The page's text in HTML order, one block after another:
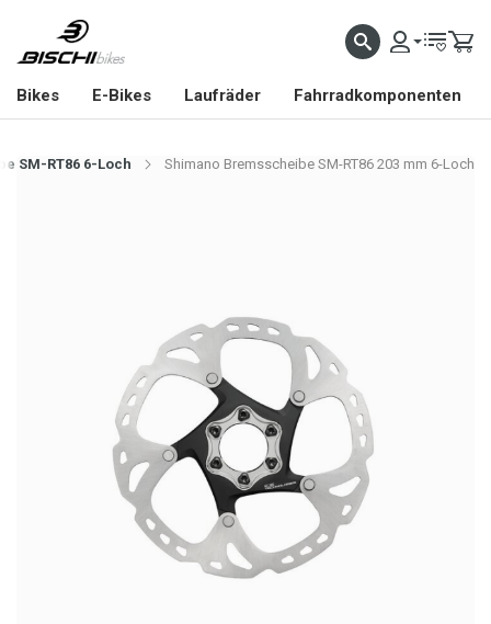
Bikes E-Bikes Laufräder Fahrradkomponenten
SM-RT86 6-Loch Shimano Bremsscheibe SM-RT86 203 mm 6-Loch